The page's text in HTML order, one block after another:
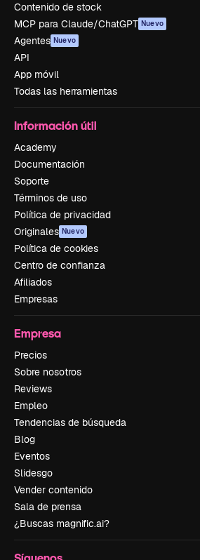
Contenido de stock
MCP para Claude/ChatGPT Nuevo
Agentes Nuevo
API
App móvil
Todas las herramientas
Información útil
Academy
Documentación
Soporte
Términos de uso
Política de privacidad
Originales Nuevo
Política de cookies
Centro de confianza
Afiliados
Empresas
Empresa
Precios
Sobre nosotros
Reviews
Empleo
Tendencias de búsqueda
Blog
Eventos
Slidesgo
Vender contenido
Sala de prensa
¿Buscas magnific.ai?